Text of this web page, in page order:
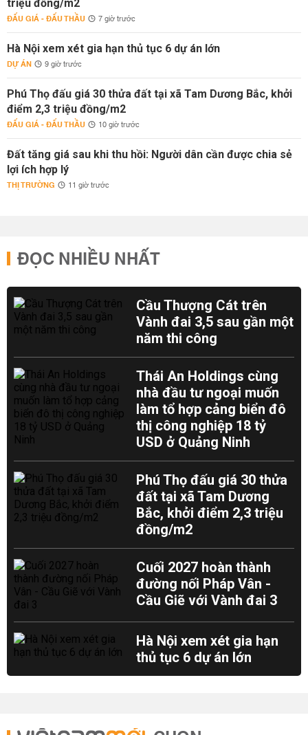
triệu đồng/m2
ĐẤU GIÁ - ĐẤU THẦU 7 giờ trước
Hà Nội xem xét gia hạn thủ tục 6 dự án lớn
DỰ ÁN 9 giờ trước
Phú Thọ đấu giá 30 thửa đất tại xã Tam Dương Bắc, khởi
điểm 2,3 triệu đồng/m2
ĐẤU GIÁ - ĐẤU THẦU 10 giờ trước
Đất tăng giá sau khi thu hồi: Người dân cần được chia sẻ
lợi ích hợp lý
THỊ TRƯỜNG 11 giờ trước
ĐỌC NHIỀU NHẤT
Cầu Thượng Cát trên
Vành đai 3,5 sau gần một
năm thi công
Thái An Holdings cùng
nhà đầu tư ngoại muốn
làm tổ hợp cảng biển đô
thị công nghiệp 18 tỷ
USD ở Quảng Ninh
Phú Thọ đấu giá 30 thửa
đất tại xã Tam Dương
Bắc, khởi điểm 2,3 triệu
đồng/m2
Cuối 2027 hoàn thành
đường nối Pháp Vân -
Cầu Giẽ với Vành đai 3
Hà Nội xem xét gia hạn
thủ tục 6 dự án lớn